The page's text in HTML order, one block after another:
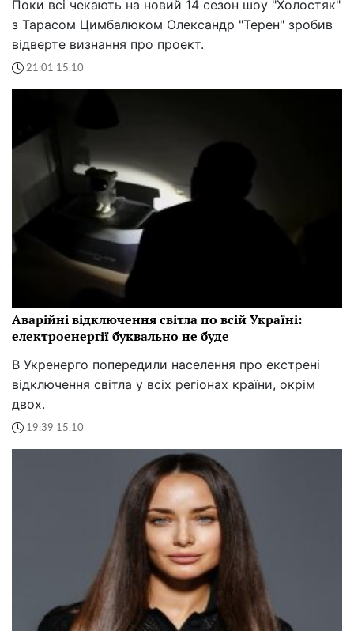
Поки всі чекають на новий 14 сезон шоу "Холостяк"
з Тарасом Цимбалюком Олександр "Терен" зробив
відверте визнання про проект.
21:01 15.10
Аварійні відключення світла по всій Україні:
електроенергії буквально не буде
В Укренерго попередили населення про екстрені
відключення світла у всіх регіонах країни, окрім
двох.
19:39 15.10